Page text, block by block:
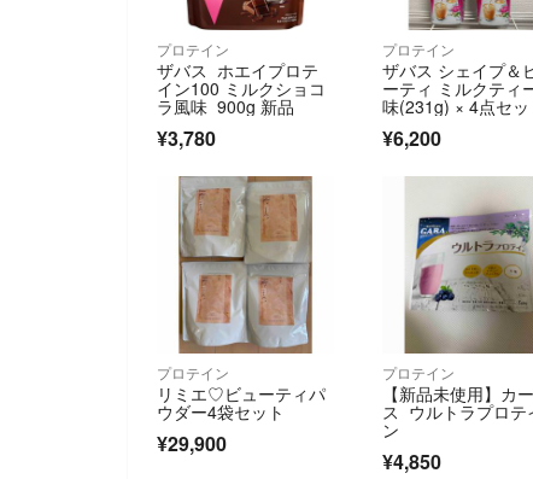
プロテイン
ザバス ホエイプロテ
イン100 ミルクショコ
ラ風味 900g 新品
¥3,780
プロテイン
ザバス シェイプ＆
ーティ ミルクティ
味(231g) × 4点セッ
¥6,200
プロテイン
リミエ♡ビューティパ
ウダー4袋セット
¥29,900
プロテイン
【新品未使用】カ
ス ウルトラプロテ
ン
¥4,850